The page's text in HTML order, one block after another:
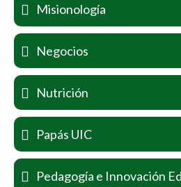
Misionología
Negocios
Nutrición
Papás UIC
Pedagogía e Innovación